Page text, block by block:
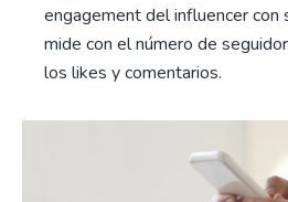
engagement del influencer con
mide con el número de
los likes y comentarios.